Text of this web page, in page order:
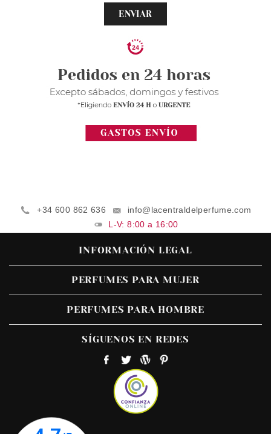
ENVIAR
+34 600 862 636
info@lacentraldelperfume.com
L-V: 8:00 a 16:00
INFORMACIÓN LEGAL
PERFUMES PARA MUJER
PERFUMES PARA HOMBRE
SÍGUENOS EN REDES